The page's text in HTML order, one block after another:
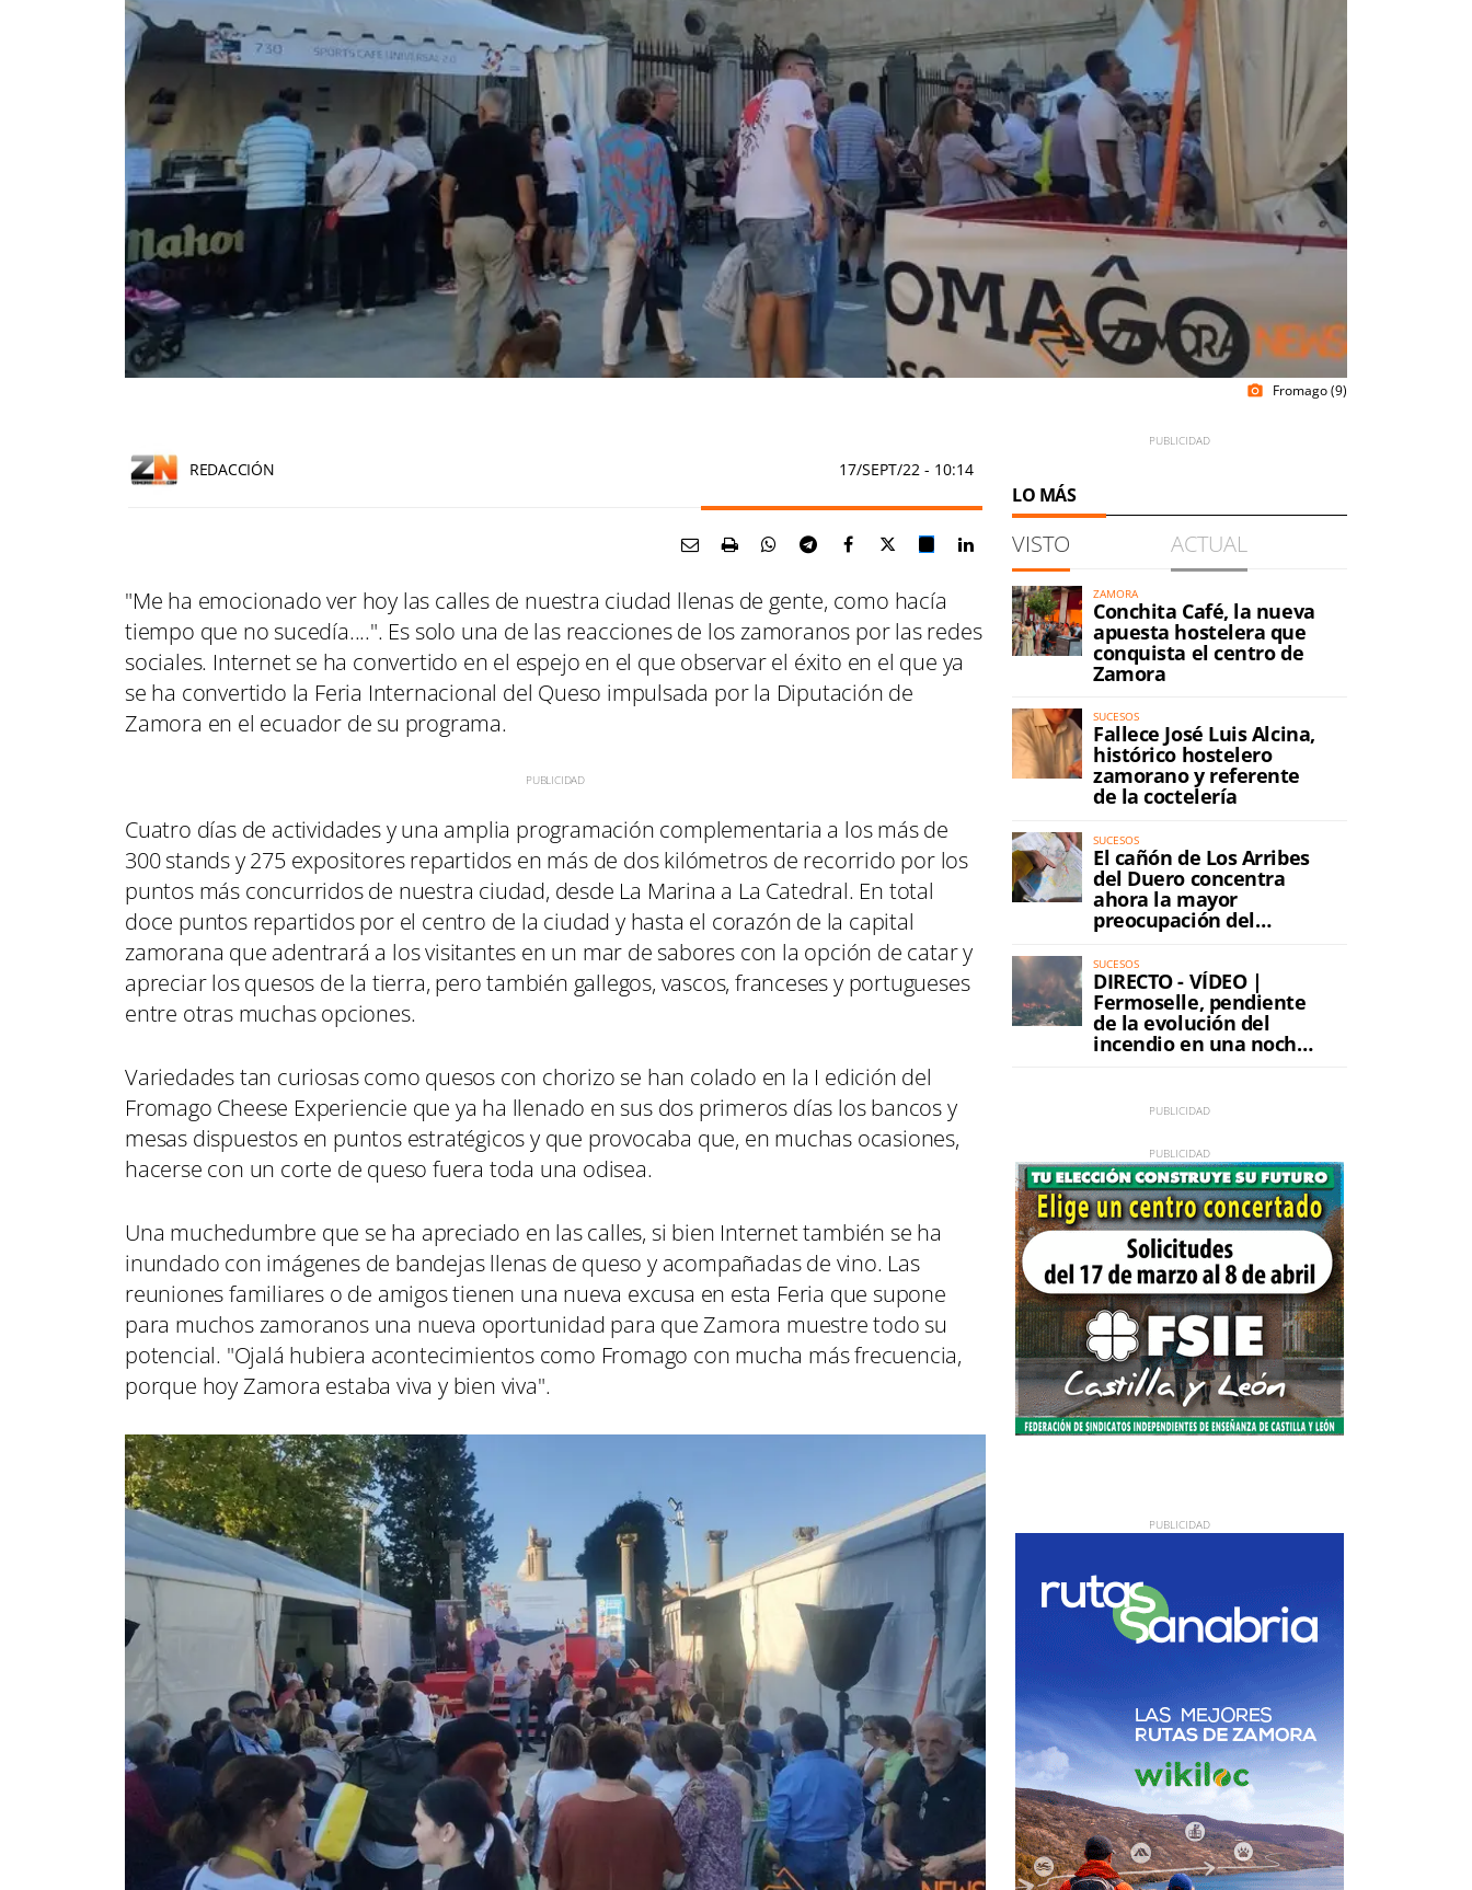
photo_camera Fromago (9)
REDACCIÓN 17/SEPT/22 - 10:14
"Me ha emocionado ver hoy las calles de nuestra ciudad llenas de gente, como hacía
tiempo que no sucedía....". Es solo una de las reacciones de los zamoranos por las redes
sociales. Internet se ha convertido en el espejo en el que observar el éxito en el que ya
se ha convertido la Feria Internacional del Queso impulsada por la Diputación de
Zamora en el ecuador de su programa.
Cuatro días de actividades y una amplia programación complementaria a los más de
300 stands y 275 expositores repartidos en más de dos kilómetros de recorrido por los
puntos más concurridos de nuestra ciudad, desde La Marina a La Catedral. En total
doce puntos repartidos por el centro de la ciudad y hasta el corazón de la capital
zamorana que adentrará a los visitantes en un mar de sabores con la opción de catar y
apreciar los quesos de la tierra, pero también gallegos, vascos, franceses y portugueses
entre otras muchas opciones.
Variedades tan curiosas como quesos con chorizo se han colado en la I edición del
Fromago Cheese Experiencie que ya ha llenado en sus dos primeros días los bancos y
mesas dispuestos en puntos estratégicos y que provocaba que, en muchas ocasiones,
hacerse con un corte de queso fuera toda una odisea.
Una muchedumbre que se ha apreciado en las calles, si bien Internet también se ha
inundado con imágenes de bandejas llenas de queso y acompañadas de vino. Las
reuniones familiares o de amigos tienen una nueva excusa en esta Feria que supone
para muchos zamoranos una nueva oportunidad para que Zamora muestre todo su
potencial. "Ojalá hubiera acontecimientos como Fromago con mucha más frecuencia,
porque hoy Zamora estaba viva y bien viva".
LO MÁS
VISTO ACTUAL
ZAMORA
Conchita Café, la nueva
apuesta hostelera que
conquista el centro de
Zamora
SUCESOS
Fallece José Luis Alcina,
histórico hostelero
zamorano y referente
de la coctelería
SUCESOS
El cañón de Los Arribes
del Duero concentra
ahora la mayor
preocupación del
incendio
SUCESOS
DIRECTO - VÍDEO |
Fermoselle, pendiente
de la evolución del
incendio en una noche